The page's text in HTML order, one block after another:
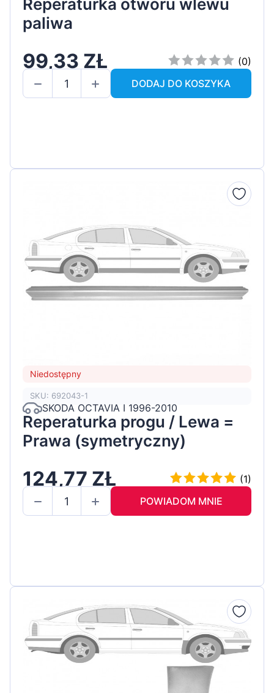
paliwa
99,33 ZŁ
(0)
DODAJ DO KOSZYKA
Niedostępny
SKU: 692043-1
SKODA OCTAVIA I 1996-2010
Reperaturka progu / Lewa =
Prawa (symetryczny)
124,77 ZŁ
(1)
POWIADOM MNIE